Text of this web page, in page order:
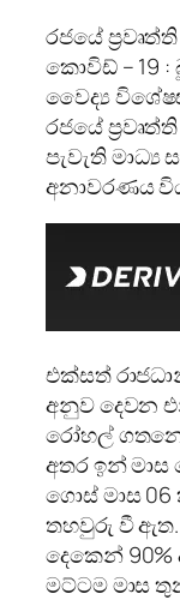
රජයේ
කොවිඩ් – 19
වෛද්‍ය
රජයේ
පැවැති
අනාවරණය
එක්සත්
අනුව දෙවන
රෝහල්
අතර ඉන් මාස
ගොස් මාස 06
තහවුරු වී
දෙකෙන්
මට්ටම මාස